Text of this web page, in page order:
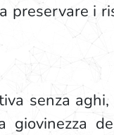
preservare i
senza